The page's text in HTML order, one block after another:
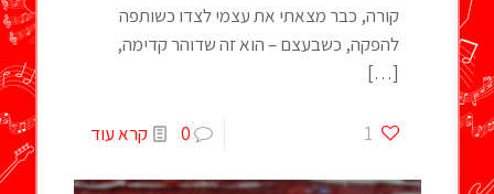
קורה, כבר מצאתי את עצמי לצדו כשותפה
להפקה, כשבעצם – הוא זה שדוהר קדימה,
[…]
1
0 קרא עוד